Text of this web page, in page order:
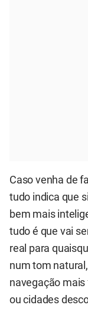
Caso venha de
tudo indica que
bem mais
tudo é que vai
real para
num tom
navegação
ou cidades